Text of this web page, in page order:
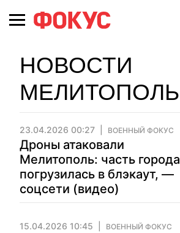
НОВОСТИ
МЕЛИТОПОЛЬ
23.04.2026 00:27 ВОЕННЫЙ ФОКУС
Дроны атаковали
Мелитополь: часть города
погрузилась в блэкаут, —
соцсети (видео)
15.04.2026 10:45 ВОЕННЫЙ ФОКУС